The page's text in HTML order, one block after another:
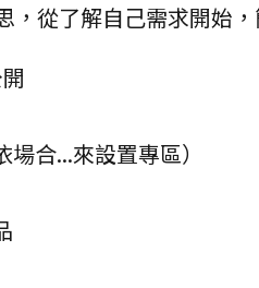
，從了解自己需求開始
合...來設置專區）